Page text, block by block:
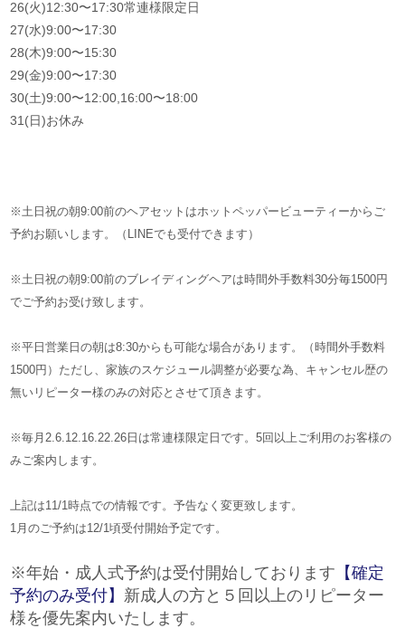
26(火)12:30〜17:30常連様限定日
27(水)9:00〜17:30
28(木)9:00〜15:30
29(金)9:00〜17:30
30(土)9:00〜12:00,16:00〜18:00
31(日)お休み
※土日祝の朝9:00前のヘアセットはホットペッパービューティーからご
予約お願いします。（LINEでも受付できます）
※土日祝の朝9:00前のブレイディングヘアは時間外手数料30分毎1500円
でご予約お受け致します。
※平日営業日の朝は8:30からも可能な場合があります。（時間外手数料
1500円）ただし、家族のスケジュール調整が必要な為、キャンセル歴の
無いリピーター様のみの対応とさせて頂きます。
※毎月2.6.12.16.22.26日は常連様限定日です。5回以上ご利用のお客様の
みご案内します。
上記は11/1時点での情報です。予告なく変更致します。
1月のご予約は12/1頃受付開始予定です。
※年始・成人式予約は受付開始しております 【確定
予約のみ受付】 新成人の方と５回以上のリピーター
様を優先案内いたします。